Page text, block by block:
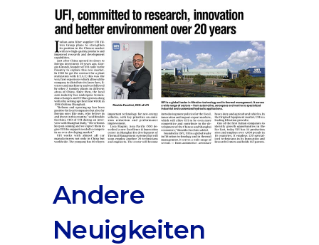
Andere
Neuigkeiten